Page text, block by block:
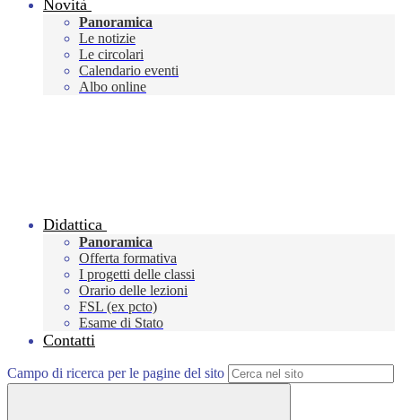
Novità
Panoramica
Le notizie
Le circolari
Calendario eventi
Albo online
Didattica
Panoramica
Offerta formativa
I progetti delle classi
Orario delle lezioni
FSL (ex pcto)
Esame di Stato
Contatti
Campo di ricerca per le pagine del sito